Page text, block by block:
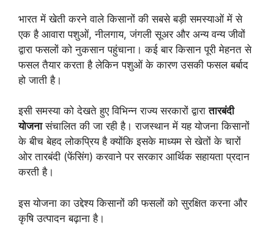
भारत में खेती करने वाले किसानों की सबसे बड़ी समस्याओं में से
एक है आवारा पशुओं, नीलगाय, जंगली सूअर और अन्य वन्य जीवों
द्वारा फसलों को नुकसान पहुंचाना। कई बार किसान पूरी मेहनत से
फसल तैयार करता है लेकिन पशुओं के कारण उसकी फसल बर्बाद
हो जाती है।
इसी समस्या को देखते हुए विभिन्न राज्य सरकारों द्वारातारबंदी
योजनासंचालित की जा रही है। राजस्थान में यह योजना किसानों
के बीच बेहद लोकप्रिय है क्योंकि इसके माध्यम से खेतों के चारों
ओर तारबंदी (फेंसिंग) करवाने पर सरकार आर्थिक सहायता प्रदान
करती है।
इस योजना का उद्देश्य किसानों की फसलों को सुरक्षित करना और
कृषि उत्पादन बढ़ाना है।